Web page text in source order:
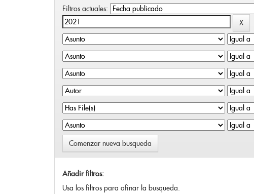
Filtros actuales:
Comenzar nueva busqueda
Añadir filtros:
Usa los filtros para afinar la busqueda.